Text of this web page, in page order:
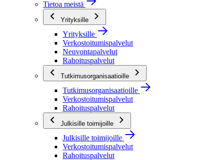
Tietoa meistä
Yrityksille
Yrityksille
Verkostoitumispalvelut
Neuvontapalvelut
Rahoituspalvelut
Tutkimusorganisaatioille
Tutkimusorganisaatioille
Verkostoitumispalvelut
Rahoituspalvelut
Julkisille toimijoille
Julkisille toimijoille
Verkostoitumispalvelut
Rahoituspalvelut